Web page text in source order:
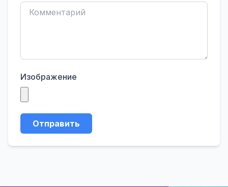
Изображение
Отправить